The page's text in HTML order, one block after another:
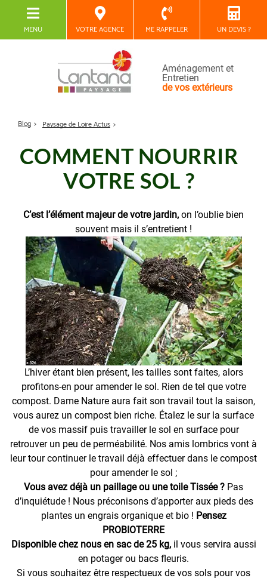
MENU VOTRE AGENCE ME RAPPELER UN DEVIS ?
Aménagement et
Entretien
de vos extérieurs
Blog Paysage de Loire Actus
COMMENT NOURRIR
VOTRE SOL ?
C’est l’élément majeur de votre jardin, on l’oublie bien
souvent mais il s’entretient !
L’hiver étant bien présent, les tailles sont faites, alors
profitons-en pour amender le sol. Rien de tel que votre
compost. Dame Nature aura fait son travail tout la saison,
vous aurez un compost bien riche. Étalez le sur la surface
de vos massif puis travailler le sol en surface pour
retrouver un peu de perméabilité. Nos amis lombrics vont à
leur tour continuer le travail déjà effectuer dans le compost
pour amender le sol ;
Vous avez déjà un paillage ou une toile Tissée ? Pas
d’inquiétude ! Nous préconisons d’apporter aux pieds des
plantes un engrais organique et bio ! Pensez
PROBIOTERRE
Disponible chez nous en sac de 25 kg,il vous servira aussi
en potager ou bacs fleuris.
Si vous souhaitez être respectueux de vos sols pour vos